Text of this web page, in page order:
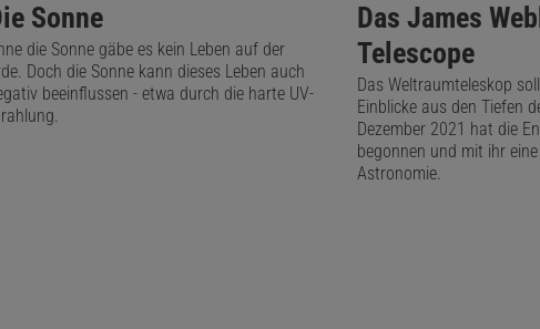
Sonne
die Sonne gäbe es kein Leben auf der
Doch die Sonne kann dieses Leben auch
beeinflussen - etwa durch die harte UV-
Das James
Telescope
Das Weltraumteleskop
Einblicke aus den Tiefen
Dezember 2021 hat die
begonnen und mit ihr
Astronomie.